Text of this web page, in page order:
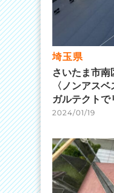
埼玉県
さいたま市
〈ノンアス
ガルテクトで
2024/01/19